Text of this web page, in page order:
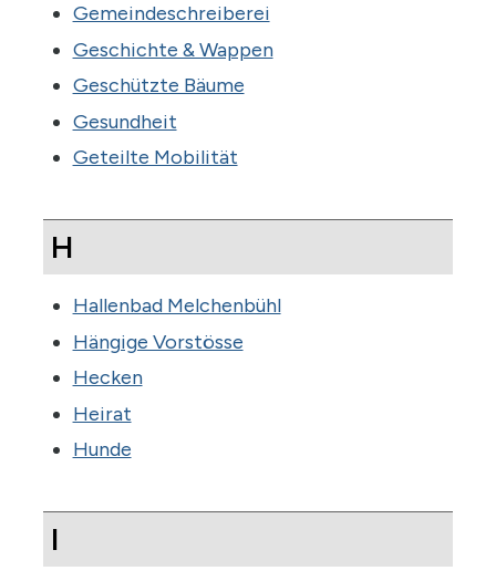
Gemeindeschreiberei
Geschichte & Wappen
Geschützte Bäume
Gesundheit
Geteilte Mobilität
H
Hallenbad Melchenbühl
Hängige Vorstösse
Hecken
Heirat
Hunde
I